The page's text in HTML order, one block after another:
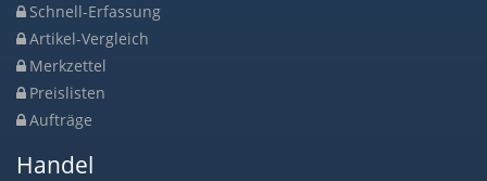
Schnell-Erfassung
Artikel-Vergleich
Merkzettel
Preislisten
Aufträge
Handel